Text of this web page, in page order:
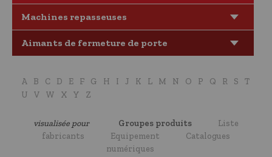
Machines repasseuses
Aimants de fermeture de porte
A B C D E F G H I J K L M N O P Q R S
T
U
V W X Y Z
visualisée pour Groupes produits
Liste
fabricants
Equipement
Catalogues
numériques